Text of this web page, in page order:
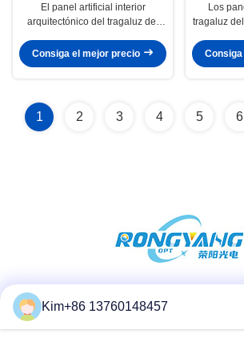
El panel artificial interior
arquitectónico del tragaluz del
Consiga el mejor precio
Los
tragaluz del
1 2 3 4 5 6
Las redes sociales
Kim+86 13760148457